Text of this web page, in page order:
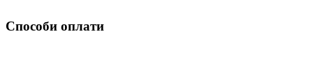
Способи оплати